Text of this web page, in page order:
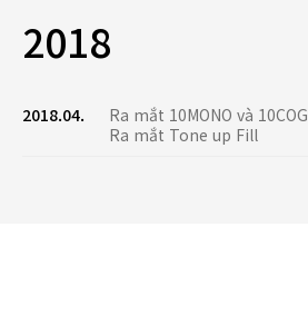
2018
2018.04.
Ra mắt 10MONO và 10COG
Ra mắt Tone up Fill